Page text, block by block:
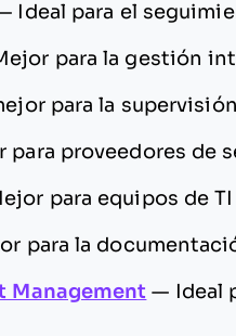
Ideal para el
para la gestión
para la
para proveedores de
para equipos de
para la
Management —
Ideal